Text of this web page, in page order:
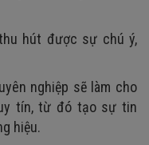
hút được sự chú ý,
nghiệp sẽ làm cho
tín, từ đó tạo sự tin
hiệu.